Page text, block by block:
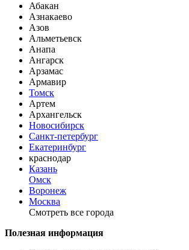
Абакан
Азнакаево
Азов
Альметьевск
Анапа
Ангарск
Арзамас
Армавир
Томск
Артем
Архангельск
Новосибирск
Санкт-петербург
Екатеринбург
краснодар
Казань
Омск
Воронеж
Москва
Смотреть все города
Полезная информация